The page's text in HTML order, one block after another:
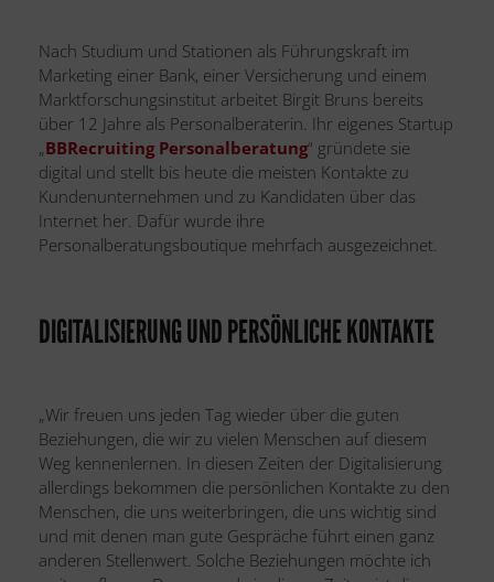
Nach Studium und Stationen als Führungskraft im
Marketing einer Bank, einer Versicherung und einem
Marktforschungsinstitut arbeitet Birgit Bruns bereits
über 12 Jahre als Personalberaterin. Ihr eigenes Startup
„BBRecruiting Personalberatung“ gründete sie
digital und stellt bis heute die meisten Kontakte zu
Kundenunternehmen und zu Kandidaten über das
Internet her. Dafür wurde ihre
Personalberatungsboutique mehrfach ausgezeichnet.
DIGITALISIERUNG UND PERSÖNLICHE KONTAKTE
„Wir freuen uns jeden Tag wieder über die guten
Beziehungen, die wir zu vielen Menschen auf diesem
Weg kennenlernen. In diesen Zeiten der Digitalisierung
allerdings bekommen die persönlichen Kontakte zu den
Menschen, die uns weiterbringen, die uns wichtig sind
und mit denen man gute Gespräche führt einen ganz
anderen Stellenwert. Solche Beziehungen möchte ich